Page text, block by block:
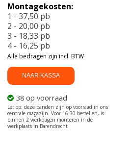
R15
88H
aantal
NAAR KASSA
38 op voorraad
Montagekosten:
1 - 37,50 pb
2 - 20,00 pb
3 - 18,33 pb
4 - 16,25 pb
Alle bedragen zijn incl. BTW